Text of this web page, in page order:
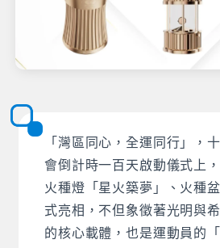
「灣區同心，全運同行」，
會倒計時一百天啟動儀式上
火種燈「星火築夢」、火種
式亮相，不但象徵著光明與
的核心載體，也是運動員的